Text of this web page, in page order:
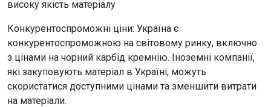
високу якість матеріалу
Конкурентоспроможні ціни: Україна є
конкурентоспроможною на світовому ринку, включно
з цінами на чорний карбід кремнію. Іноземні компанії,
які закуповують матеріал в Україні, можуть
скористатися доступними цінами та зменшити витрати
на матеріали.